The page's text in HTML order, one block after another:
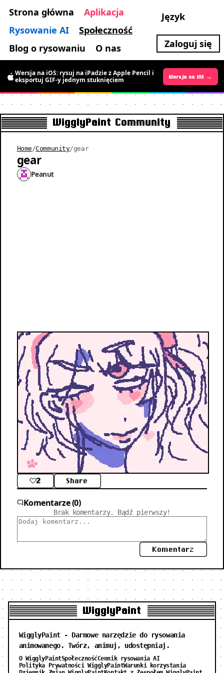
Strona główna
Aplikacja
Rysowanie AI
Społeczność
Blog o rysowaniu
O nas
Język
Zaloguj się
ograniczony czas za darmo, rysuj ruchomy
pixel art
Wersja na Androida →
Wersja na iOS: rysuj na iPadzie z Apple Pencil i
eksportuj GIF-y jednym stuknięciem
Wersja na iOS →
WigglyPaint Community
Home /Community/gear
gear
Peanut
2 Share
Komentarze (0)
Brak komentarzy. Bądź pierwszy!
Komentarz
WigglyPaint
WigglyPaint - Darmowe narzędzie do rysowania
animowanego. Twórz, animuj, udostępniaj.
O WigglyPaintSpołecznośćCennik rysowania AI
Polityka Prywatności WigglyPaintWarunki korzystania